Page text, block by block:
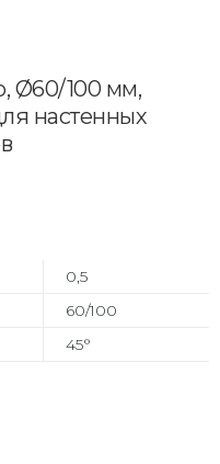
Ø60/100 мм,
настенных
0,5
60/100
45°